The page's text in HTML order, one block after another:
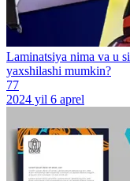
Laminatsiya nima va u
yaxshilashi mumkin?
77
2024 yil 6 aprel